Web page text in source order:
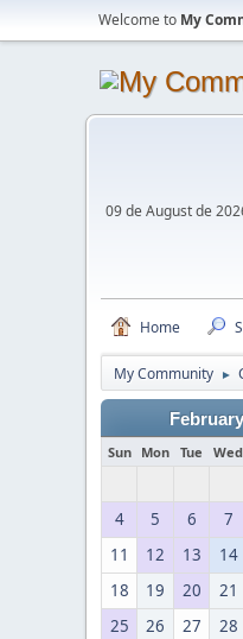
Welcome to My
09 de August de
Home
My Community ►
Sun Mon Tue Wed
4
5 6 7
11
12 13 14
18
19 20 21
25
26 27 28